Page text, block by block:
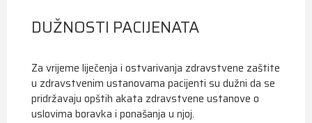
DUŽNOSTI PACIJENATA
Za vrijeme liječenja i ostvarivanja zdravstvene zaštite
u zdravstvenim ustanovama pacijenti su dužni da se
pridržavaju opštih akata zdravstvene ustanove o
uslovima boravka i ponašanja u njoj.